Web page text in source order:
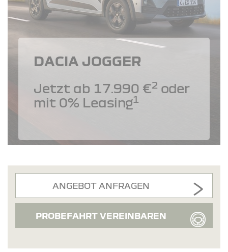
DACIA JOGGER
Jetzt ab 17.990 €2 oder
mit 0% Leasing1
ANGEBOT ANFRAGEN
PROBEFAHRT VEREINBAREN